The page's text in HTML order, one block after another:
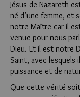
Jésus de Nazareth
né d’une femme, et
notre Maître car il
venue pour nous
Dieu. Et il est notre
Saint, avec lesquels
puissance et de
Que cette vérité